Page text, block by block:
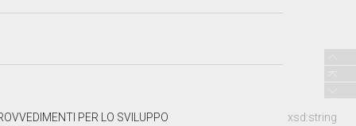
xsd:string
PER LO SVILUPPO